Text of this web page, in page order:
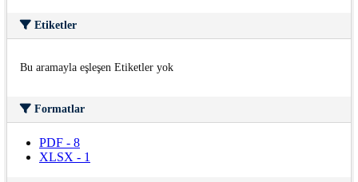
Etiketler
Bu aramayla eşleşen Etiketler yok
Formatlar
PDF - 8
XLSX - 1